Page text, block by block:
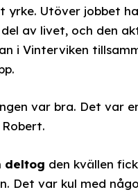
yrke. Utöver jobbet
av livet, och den
i Vinterviken
var bra. Det var
deltog den kvällen
Det var kul med